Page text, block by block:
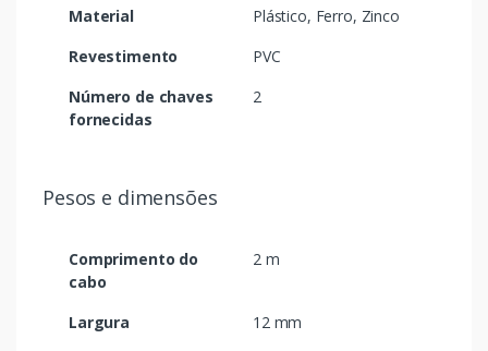
Material
Plástico, Ferro, Zinco
Revestimento
PVC
Número de chaves
fornecidas
2
Pesos e dimensões
Comprimento do
cabo
2 m
Largura
12 mm